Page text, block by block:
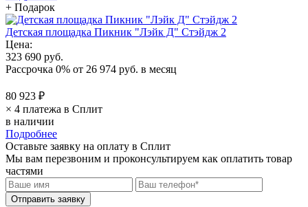
+ Подарок
Детская площадка Пикник "Лэйк Д" Стэйдж 2
Цена:
323 690 руб.
Рассрочка 0% от 26 974 руб. в месяц
80 923 ₽
× 4 платежа в Сплит
в наличии
Подробнее
Оставьте заявку на оплату в Сплит
Мы вам перезвоним и проконсультируем как оплатить товар
частями